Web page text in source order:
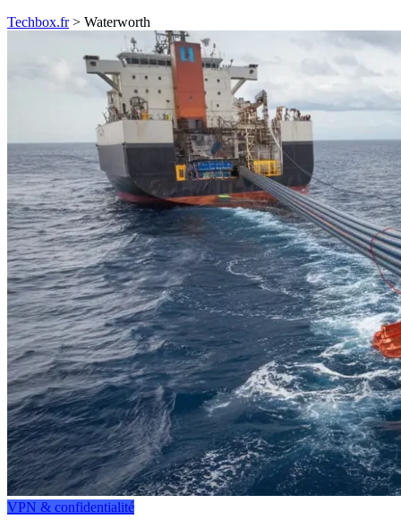
Techbox.fr> Waterworth
VPN & confidentialité